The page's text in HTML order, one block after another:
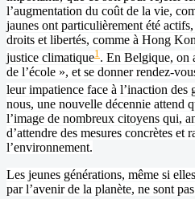
l’augmentation du coût de la vie,
jaunes ont particulièrement été
droits et libertés, comme à Hong
justice climatique1 . En Belgique, on
de l’école », et se donner rendez-
leur impatience face à l’inaction des
nous, une nouvelle décennie attend
l’image de nombreux citoyens qui,
d’attendre des mesures concrètes et
l’environnement.
Les jeunes générations, même si
par l’avenir de la planète, ne sont